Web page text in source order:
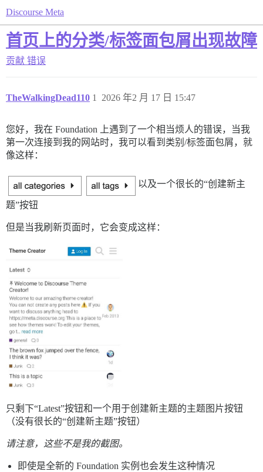
Discourse Meta
首页上的分类/标签面包屑出现故障
贡献 错误
TheWalkingDead110 2026 年2 月 17 日 15:47
1
您好，我在 Foundation 上遇到了一个相当烦人的错误，当我
第一次连接到我的网站时，我可以看到类别/标签面包屑，就
像这样：
以及一个很长的“创建新主
题”按钮
但是当我刷新页面时，它会变成这样：
只剩下“Latest”按钮和一个用于创建新主题的主题图片按钮
（没有很长的“创建新主题”按钮）
请注意，这些不是我的截图。
即使是全新的 Foundation 实例也会发生这种情况